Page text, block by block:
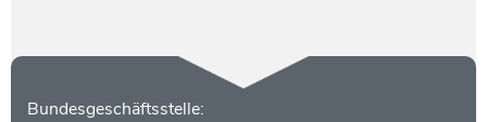
Kontakt
Bundesgeschäftsstelle: